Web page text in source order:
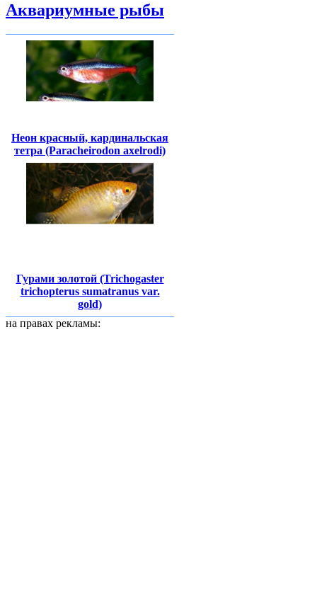
Аквариумные рыбы
Неон красный, кардинальская
тетра (Paracheirodon axelrodi)
Гурами золотой (Trichogaster
trichopterus sumatranus var.
gold)
на правах рекламы: